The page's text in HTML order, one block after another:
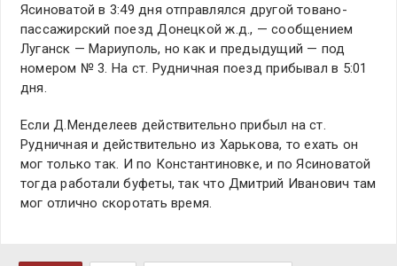
Ясиноватой в 3:49 дня отправлялся другой товано-
пассажирский поезд Донецкой ж.д., — сообщением
Луганск — Мариуполь, но как и предыдущий — под
номером № 3. На ст. Рудничная поезд прибывал в 5:01
дня.
Если Д.Менделеев действительно прибыл на ст.
Рудничная и действительно из Харькова, то ехать он
мог только так. И по Константиновке, и по Ясиноватой
тогда работали буфеты, так что Дмитрий Иванович там
мог отлично скоротать время.